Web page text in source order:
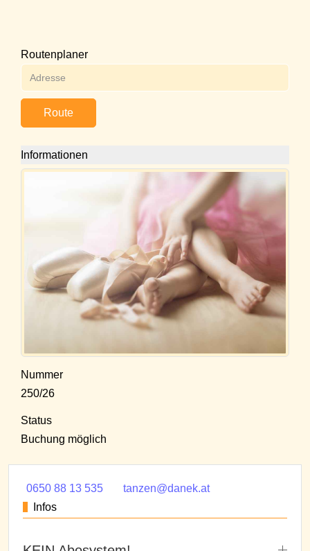
Routenplaner
Route
Informationen
Nummer
250/26
Status
Buchung möglich
0650 88 13 535
tanzen@danek.at
Infos